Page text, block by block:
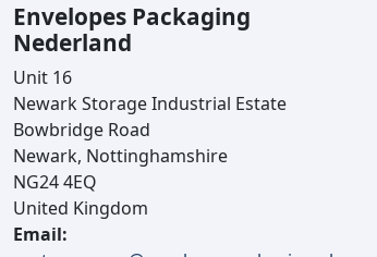
Envelopes Packaging
Nederland
Unit 16
Newark Storage Industrial Estate
Bowbridge Road
Newark, Nottinghamshire
NG24 4EQ
United Kingdom
Email: